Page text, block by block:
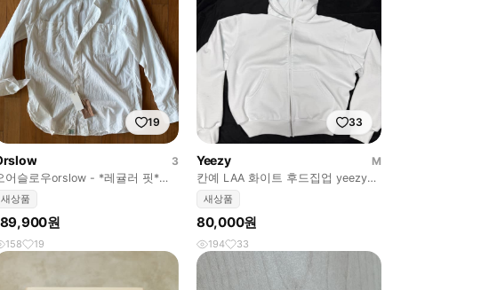
19
3
어슬로우orslow - *레귤러 핏*샴
브레이 셔츠 화이트
새상품
원
158 19
33
Yeezy
M
칸예 LAA 화이트 후드집업 yeezy
yzy
새상품
80,000원
194 33